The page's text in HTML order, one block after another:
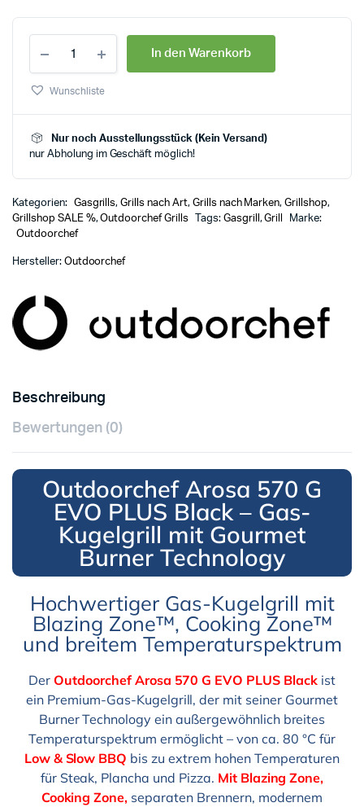
In den Warenkorb
Wunschliste
Nur noch Ausstellungsstück (Kein Versand)
nur Abholung im Geschäft möglich!
Kategorien: Gasgrills,Grills nach Art, Grills nach Marken,Grillshop,
Grillshop SALE %,Outdoorchef Grills Tags: Gasgrill ,Grill
Marke:
Outdoorchef
Hersteller: Outdoorchef
Beschreibung
Bewertungen (0)
Outdoorchef Arosa 570 G
EVO PLUS Black – Gas-
Kugelgrill mit Gourmet
Burner Technology
Hochwertiger Gas-Kugelgrill mit
Blazing Zone™, Cooking Zone™
und breitem Temperaturspektrum
DerOutdoorchef Arosa 570 G EVO PLUS Blackist
ein Premium-Gas-Kugelgrill, der mit seiner Gourmet
Burner Technology ein außergewöhnlich breites
Temperaturspektrum ermöglicht – von ca. 80 °C für
Low & Slow BBQ bis zu extrem hohen Temperaturen
für Steak, Plancha und Pizza. Mit Blazing Zone,
Cooking Zone, separaten Brennern, modernem